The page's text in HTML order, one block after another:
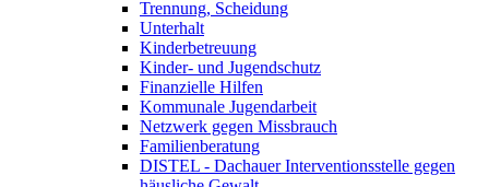
Trennung, Scheidung
Unterhalt
Kinderbetreuung
Kinder- und Jugendschutz
Finanzielle Hilfen
Kommunale Jugendarbeit
Netzwerk gegen Missbrauch
Familienberatung
DISTEL - Dachauer Interventionsstelle gegen